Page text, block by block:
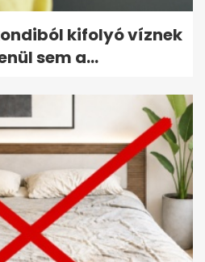
kifolyó víznek
sem a...